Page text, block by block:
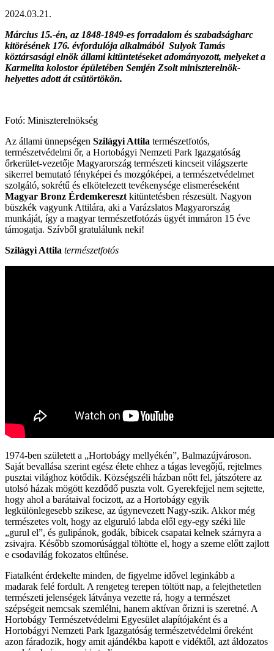
2024.03.21.
Március 15.-én, az 1848-1849-es forradalom és szabadságharc
kitörésének 176. évfordulója alkalmából Sulyok Tamás
köztársasági elnök állami kitüntetéseket adományozott, melyeket a
Karmelita kolostor épületében Semjén Zsolt miniszterelnök-
helyettes adott át csütörtökön.
Fotó: Miniszterelnökség
Az állami ünnepségen Szilágyi Attila természetfotós,
természetvédelmi őr, a Hortobágyi Nemzeti Park Igazgatóság
őrkerület-vezetője Magyarország természeti kincseit világszerte
sikerrel bemutató fényképei és mozgóképei, a természetvédelmet
szolgáló, sokrétű és elkötelezett tevékenysége elismeréseként
Magyar Bronz Érdemkereszt kitüntetésben részesült. Nagyon
büszkék vagyunk Attilára, aki a Varázslatos Magyarország
munkáját, így a magyar természetfotózás ügyét immáron 15 éve
támogatja. Szívből gratulálunk neki!
Szilágyi Attila természetfotós
1974-ben született a „Hortobágy mellyékén”, Balmazújvároson.
Saját bevallása szerint egész élete ehhez a tágas levegőjű, rejtelmes
pusztai világhoz kötődik. Községszéli házban nőtt fel, játszótere az
utolsó házak mögött kezdődő puszta volt. Gyerekfejjel nem sejtette,
hogy ahol a barátaival focizott, az a Hortobágy egyik
legkülönlegesebb szikese, az úgynevezett Nagy-szik. Akkor még
természetes volt, hogy az elguruló labda elől egy-egy széki lile
„gurul el”, és gulipánok, godák, bíbicek csapatai kelnek szárnyra a
zsivajra. Később szomorúsággal töltötte el, hogy a szeme előtt zajlott
e csodavilág fokozatos eltűnése.
Fiatalként érdekelte minden, de figyelme idővel leginkább a
madarak felé fordult. A rengeteg terepen töltött nap, a felejthetetlen
természeti jelenségek látványa vezette rá, hogy a természet
szépségeit nemcsak szemlélni, hanem aktívan őrizni is szeretné. A
Hortobágy Természetvédelmi Egyesület alapítójaként és a
Hortobágyi Nemzeti Park Igazgatóság természetvédelmi őreként
azon fáradozik, hogy amit ajándékba kapott e vidéktől, azt áldozatos